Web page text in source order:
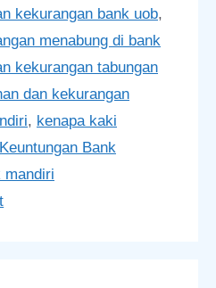
kekurangan bank uob,
menabung di bank
kekurangan tabungan
dan kekurangan
, kenapa kaki
Keuntungan Bank
mandiri